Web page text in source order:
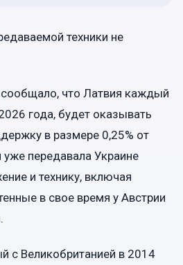
техники не
что Латвия каждый
года, будет оказывать
в размере 0,25% от
передавала Украине
и технику, включая
в свое время у Австрии
с Великобританией в 2014